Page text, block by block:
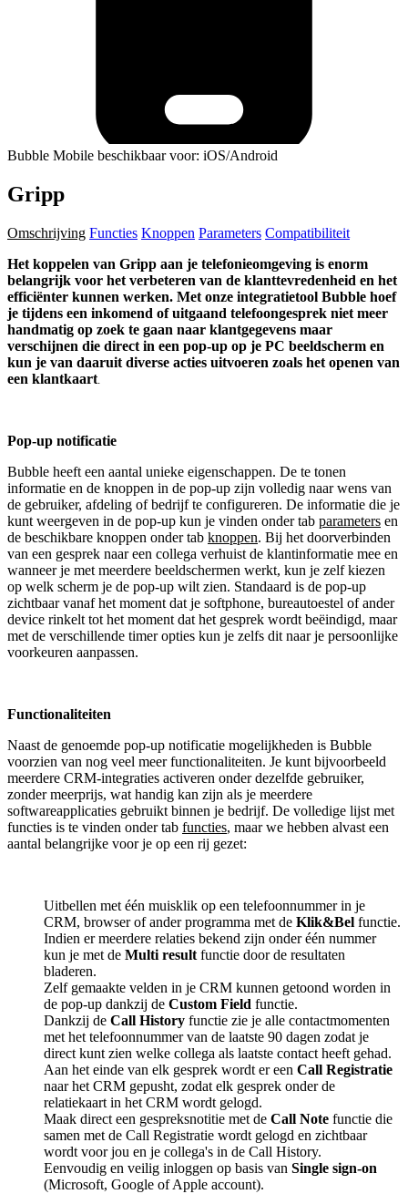
Bubble Mobile beschikbaar voor: iOS/Android
Gripp
Omschrijving Functies Knoppen Parameters Compatibiliteit
Het koppelen van Gripp aan je telefonieomgeving is enorm
belangrijk voor het verbeteren van de klanttevredenheid en het
efficiënter kunnen werken. Met onze integratietool Bubble hoef
je tijdens een inkomend of uitgaand telefoongesprek niet meer
handmatig op zoek te gaan naar klantgegevens maar
verschijnen die direct in een pop-up op je PC beeldscherm en
kun je van daaruit diverse acties uitvoeren zoals het openen van
een klantkaart.
Pop-up notificatie
Bubble heeft een aantal unieke eigenschappen. De te tonen
informatie en de knoppen in de pop-up zijn volledig naar wens van
de gebruiker, afdeling of bedrijf te configureren. De informatie die je
kunt weergeven in de pop-up kun je vinden onder tab parameters en
de beschikbare knoppen onder tab knoppen. Bij het doorverbinden
van een gesprek naar een collega verhuist de klantinformatie mee en
wanneer je met meerdere beeldschermen werkt, kun je zelf kiezen
op welk scherm je de pop-up wilt zien. Standaard is de pop-up
zichtbaar vanaf het moment dat je softphone, bureautoestel of ander
device rinkelt tot het moment dat het gesprek wordt beëindigd, maar
met de verschillende timer opties kun je zelfs dit naar je persoonlijke
voorkeuren aanpassen.
Functionaliteiten
Naast de genoemde pop-up notificatie mogelijkheden is Bubble
voorzien van nog veel meer functionaliteiten. Je kunt bijvoorbeeld
meerdere CRM-integraties activeren onder dezelfde gebruiker,
zonder meerprijs, wat handig kan zijn als je meerdere
softwareapplicaties gebruikt binnen je bedrijf. De volledige lijst met
functies is te vinden onder tab functies, maar we hebben alvast een
aantal belangrijke voor je op een rij gezet:
Uitbellen met één muisklik op een telefoonnummer in je
CRM, browser of ander programma met de Klik&Bel functie.
Indien er meerdere relaties bekend zijn onder één nummer
kun je met de Multi result functie door de resultaten
bladeren.
Zelf gemaakte velden in je CRM kunnen getoond worden in
de pop-up dankzij de Custom Field functie.
Dankzij de Call History functie zie je alle contactmomenten
met het telefoonnummer van de laatste 90 dagen zodat je
direct kunt zien welke collega als laatste contact heeft gehad.
Aan het einde van elk gesprek wordt er een Call Registratie
naar het CRM gepusht, zodat elk gesprek onder de
relatiekaart in het CRM wordt gelogd.
Maak direct een gespreksnotitie met de Call Note functie die
samen met de Call Registratie wordt gelogd en zichtbaar
wordt voor jou en je collega's in de Call History.
Eenvoudig en veilig inloggen op basis van Single sign-on
(Microsoft, Google of Apple account).